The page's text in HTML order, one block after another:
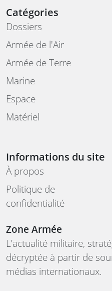
Catégories
Dossiers
Armée de l'Air
Armée de Terre
Marine
Espace
Matériel
Informations du site
À propos
Politique de
confidentialité
Zone Armée
L’actualité militaire,
décryptée à partir de
médias internationaux.